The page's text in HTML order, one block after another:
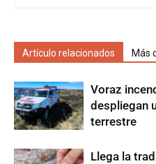
Artículo relacionados Más
Voraz
despliegan
terrestre
Llega la